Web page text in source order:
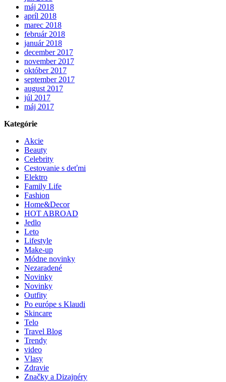
máj 2018
apríl 2018
marec 2018
február 2018
január 2018
december 2017
november 2017
október 2017
september 2017
august 2017
júl 2017
máj 2017
Kategórie
Akcie
Beauty
Celebrity
Cestovanie s deťmi
Elektro
Family Life
Fashion
Home&Decor
HOT ABROAD
Jedlo
Leto
Lifestyle
Make-up
Módne novinky
Nezaradené
Novinky
Novinky
Outfity
Po európe s Klaudi
Skincare
Telo
Travel Blog
Trendy
video
Vlasy
Zdravie
Značky a Dizajnéry